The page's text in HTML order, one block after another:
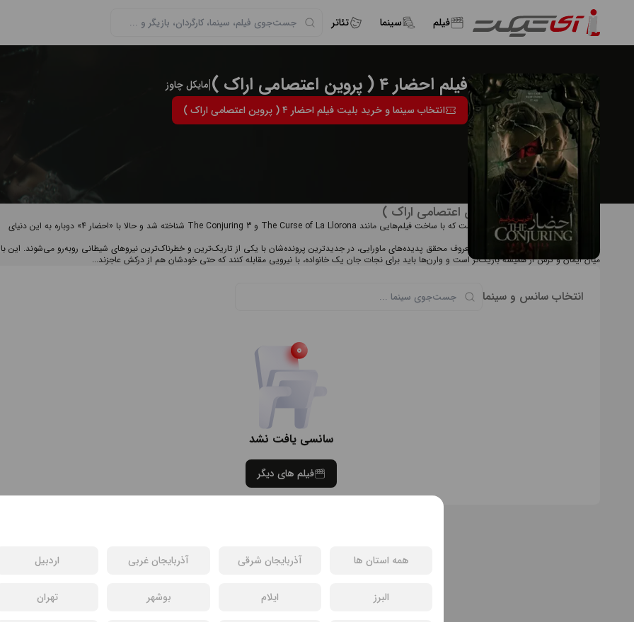
فیلم سینما تئاتر
همه استان ها آذربایجان شرقی آذربایجان غربی اردبیل
البرز ایلام بوشهر تهران
فیلم احضار ۴ ( پروین اعتصامی اراک ) |مایکل چاوز
انتخاب سینما و خرید بلیت فیلم احضار ۴ ( پروین اعتصامی اراک )
درباره فیلم احضار ۴ ( پروین اعتصامی اراک )
مایکل چاوز کارگردان جوان آمریکایی است که با ساخت فیلم‌هایی مانند The Curse of La Llorona و The Conjuring 3 شناخته شد و حالا با «احضار 4» دوباره به این دنیای
ترسناک بازگشته است.
خلاصه داستان: اد و لورن وارن، زوج معروف محقق پدیده‌های ماورایی، در جدیدترین پرونده‌شان با یکی از تاریک‌ترین و خطرناک‌ترین نیروهای شیطانی روبه‌رو می‌شوند. این
میان ایمان و ترس از همیشه باریک‌تر است و وارن‌ها باید برای نجات جان یک خانواده، با نیرویی مقابله کنند که حتی خودشان هم از درکش عاجزند...
انتخاب سانس و سینما
سانسی یافت نشد
فیلم های دیگر